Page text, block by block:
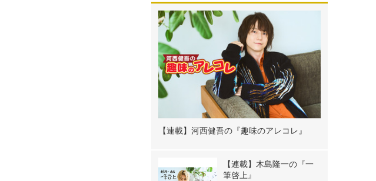
【連載】河西健吾の『趣味のアレコレ』
【連載】木島隆一の『一
筆啓上』